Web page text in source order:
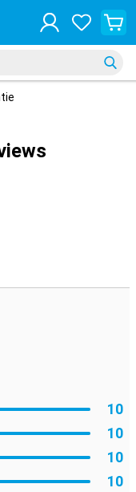
10
10
10
10